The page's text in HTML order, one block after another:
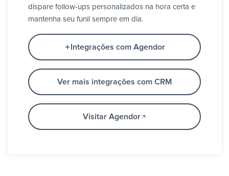
dispare follow-ups personalizados na hora certa e
mantenha seu funil sempre em dia.
Integrações com Agendor
Ver mais integrações com CRM
Visitar Agendor